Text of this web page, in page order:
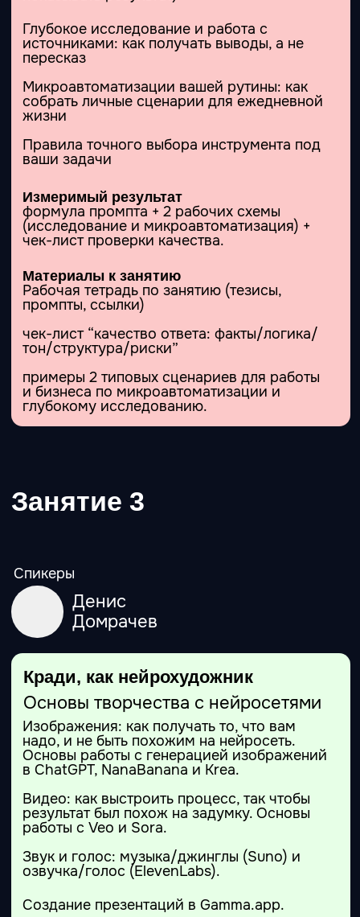
Аналитика. АБС-анализ, РФМ-анализ и
Коммуникации: письма, посты,
графический и видео контент, скрипты,
ответы на возражения, короткие
коммерческие формулировки.
Материалы к занятию
Рабочая тетрадь (тезисы, промпты, ссылки)
Измеримый результат
маркетинг-досье вашего бизнеса + набор
турбоинструментов + крепкий фундамент
для стратегии и набор тактических
действий.
нужен, как с ним работать и что такое
маркетинговый цикл.
Исследования — как собирать данные о
рынке, клиентах и конкурентах: где искать
Стратегия:
Как превращать находки в выводы и
решения: что делать уже завтра, а что
через год, чтобы это влияло на продажи
инструментом, а не слайдом «для
галочки»
Преимущества vs выгоды: как перестать
УТП, one-liner, позиционирование: как
сформулировать так, чтобы было ясно,
что вы делаете и почему вам можно
верить
Что такое агенты и зачем они нужны.
Компоненты сценария. Где агенты реально
ускоряют работу, а где они не нужны и
будут только мешать.
Лестница агентности: что выбрать под
задачу: чат с моделью → агентский режим в
LLM → автономные агенты → конструкторы
главное — как правильно распределять
задачи между этими уровнями.
Agent Mode в ChatGPT — демо «агент с
одной функцией».Соберём простого
агента: «младший юрист» на базе
КонсультантПлюс.
Конструкторы агентных систем на примере
Разбираем главный тренд года в
ИИ
Дмитрий
Вахитов
Спикеры